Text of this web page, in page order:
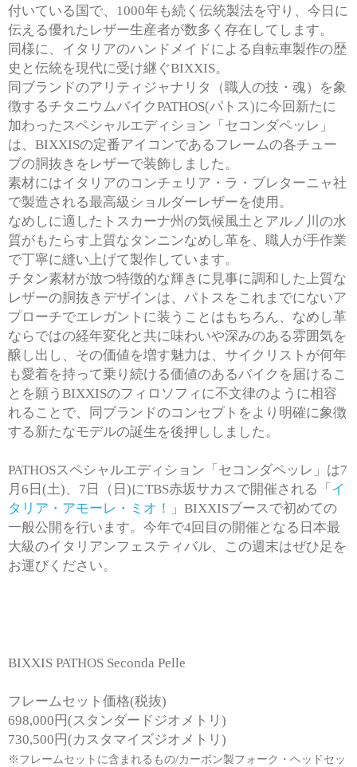
付いている国で、1000年も続く伝統製法を守り、今日に
伝える優れたレザー生産者が数多く存在してします。
同様に、イタリアのハンドメイドによる自転車製作の歴
史と伝統を現代に受け継ぐBIXXIS。
同ブランドのアリティジャナリタ（職人の技・魂）を象
徴するチタニウムバイクPATHOS(パトス)に今回新たに
加わったスペシャルエディション「セコンダペッレ」
は、BIXXISの定番アイコンであるフレームの各チュー
ブの胴抜きをレザーで装飾しました。
素材にはイタリアのコンチェリア・ラ・ブレターニャ社
で製造される最高級ショルダーレザーを使用。
なめしに適したトスカーナ州の気候風土とアルノ川の水
質がもたらす上質なタンニンなめし革を、職人が手作業
で丁寧に縫い上げて製作しています。
チタン素材が放つ特徴的な輝きに見事に調和した上質な
レザーの胴抜きデザインは、パトスをこれまでにないア
プローチでエレガントに装うことはもちろん、なめし革
ならではの経年変化と共に味わいや深みのある雰囲気を
醸し出し、その価値を増す魅力は、サイクリストが何年
も愛着を持って乗り続ける価値のあるバイクを届けるこ
とを願うBIXXISのフィロソフィに不文律のように相容
れることで、同ブランドのコンセプトをより明確に象徴
する新たなモデルの誕生を後押ししました。
PATHOSスペシャルエディション「セコンダペッレ」は7
月6日(土)、7日（日)にTBS赤坂サカスで開催される「 イ
タリア・アモーレ・ミオ！
」BIXXISブースで初めての
一般公開を行います。今年で4回目の開催となる日本最
大級のイタリアンフェスティバル、この週末はぜひ足を
お運びください。
BIXXIS PATHOS Seconda Pelle
フレームセット価格(税抜)
698,000円(スタンダードジオメトリ)
730,500円(カスタマイズジオメトリ)
※フレームセットに含まれるもの/カーボン製フォーク・ヘッドセッ